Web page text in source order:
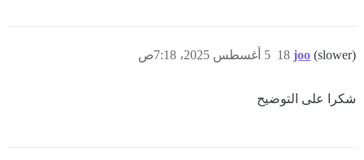
joo (slower) 5 أغسطس 2025، 7:18ص 18
شكرا على التوضيح